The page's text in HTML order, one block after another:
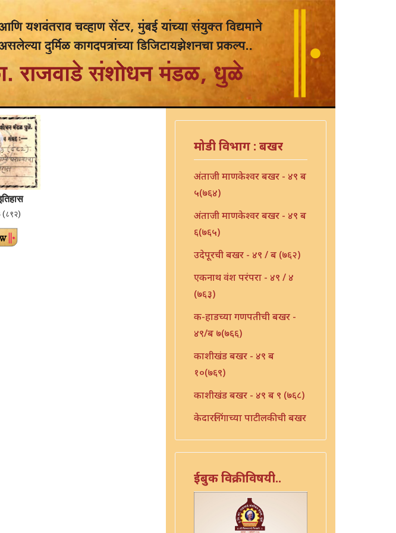
(८९२)
मोडी विभाग : बखर
अंताजी माणकेश्वर बखर - ४९ ब
५(७६४)
अंताजी माणकेश्वर बखर - ४९ ब
६(७६५)
उदेपूरची बखर - ४९ / ब (७६२)
एकनाथ वंश परंपरा - ४९ / ४
(७६३)
क-हाडच्या गणपतीची बखर -
४९/ब ७(७६६)
काशीखंड बखर - ४९ ब
१०(७६९)
काशीखंड बखर - ४९ ब ९ (७६८)
केदारलिंगाच्या पाटीलकीची बखर
खंडोबा म्हाळसा लग्नाची
बखर-४९ / १६(७७५)
खर्ड्याची बखर - ४९ / ब १३
ईबुक विक्रीविषयी..